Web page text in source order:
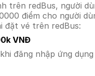
redBus, người
điểm cho người
đặt vé trên redBus:
VNĐ
đăng nhập ứng